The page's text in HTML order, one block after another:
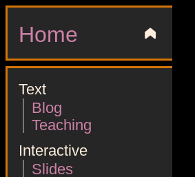
Home ▲
Text
Blog
Teaching
Interactive
Slides